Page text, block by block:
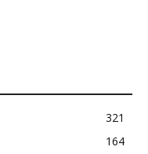
321
164